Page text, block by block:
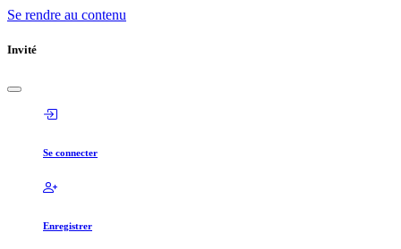
Se rendre au contenu
Invité
Se connecter
Enregistrer